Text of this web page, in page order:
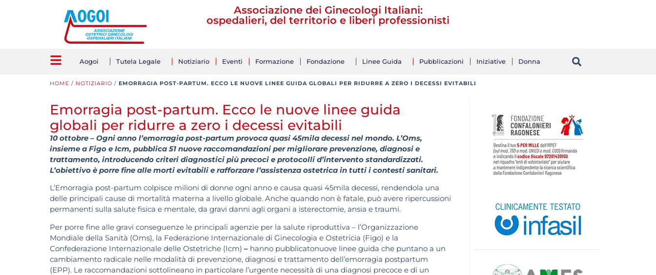
Associazione dei Ginecologi Italiani:
ospedalieri, del territorio e liberi professionisti
Aogoi Tutela Legale Notiziario Eventi Formazione Fondazione Linee Guida Pubblicazioni Iniziative Donna
HOME / NOTIZIARIO / EMORRAGIA POST-PARTUM. ECCO LE NUOVE LINEE GUIDA GLOBALI PER RIDURRE A ZERO I DECESSI EVITABILI
Emorragia post-partum. Ecco le nuove linee guida
globali per ridurre a zero i decessi evitabili
10 ottobre – Ogni anno l’emorragia post-partum provoca quasi 45mila decessi nel mondo. L’Oms,
insieme a Figo e Icm, pubblica 51 nuove raccomandazioni per migliorare prevenzione, diagnosi e
trattamento, introducendo criteri diagnostici più precoci e protocolli d’intervento standardizzati.
L’obiettivo è porre fine alle morti evitabili e rafforzare l’assistenza ostetrica in tutti i contesti sanitari.
L’Emorragia post-partum colpisce milioni di donne ogni anno e causa quasi 45mila decessi, rendendola una
delle principali cause di mortalità materna a livello globale. Anche quando non è fatale, può avere ripercussioni
permanenti sulla salute fisica e mentale, da gravi danni agli organi a isterectomie, ansia e traumi.
Per porre fine alle gravi conseguenze le principali agenzie per la salute riproduttiva – l’Organizzazione
Mondiale della Sanità (Oms), la Federazione Internazionale di Ginecologia e Ostetricia (Figo) e la
Confederazione Internazionale delle Ostetriche (Icm) – hanno pubblicatonuove linee guida che puntano a un
cambiamento radicale nelle modalità di prevenzione, diagnosi e trattamento dell’emorragia postpartum
(EPP). Le raccomandazioni sottolineano in particolare l’urgente necessità di una diagnosi precoce e di un